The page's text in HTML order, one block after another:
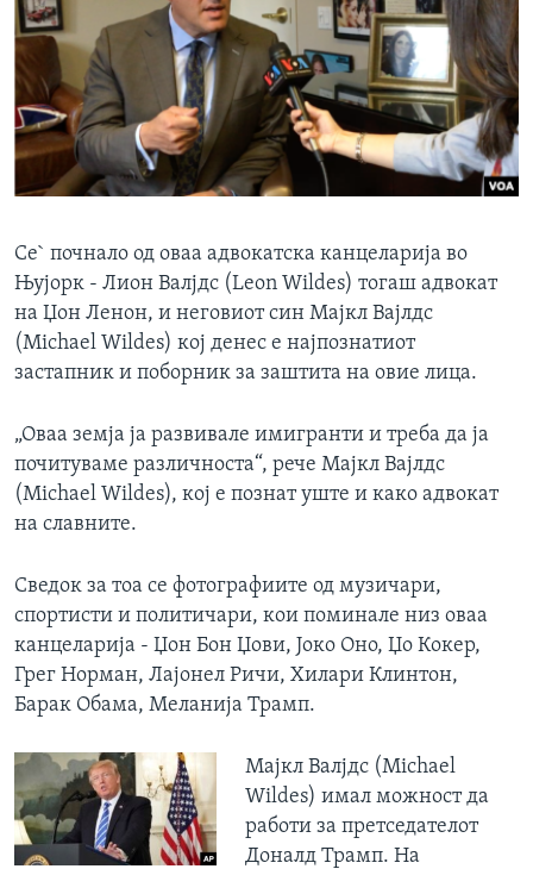
Се` почнало од оваа адвокатска канцеларија во
Њујорк - Лион Валјдс (Leon Wildes) тогаш адвокат
на Џон Ленон, и неговиот син Мајкл Вајлдс
(Michael Wildes) кој денес е најпознатиот
застапник и поборник за заштита на овие лица.
„Оваа земја ја развивале имигранти и треба да ја
почитуваме различноста“, рече Мајкл Вајлдс
(Michael Wildes), кој е познат уште и како адвокат
на славните.
Сведок за тоа се фотографиите од музичари,
спортисти и политичари, кои поминале низ оваа
канцеларија - Џон Бон Џови, Јоко Оно, Џо Кокер,
Грег Норман, Лајонел Ричи, Хилари Клинтон,
Барак Обама, Меланија Трамп.
Мајкл Валјдс (Michael
Wildes) имал можност да
работи за претседателот
Доналд Трамп. На